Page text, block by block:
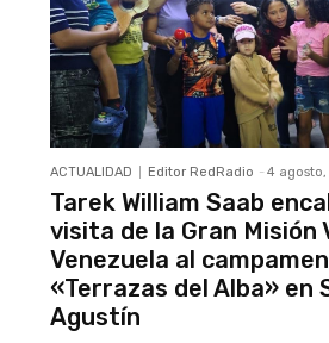
ACTUALIDAD Editor RedRadio - 4
Tarek William Saab
visita de la Gran Misión
Venezuela al
«Terrazas del Alba» en
Agustín